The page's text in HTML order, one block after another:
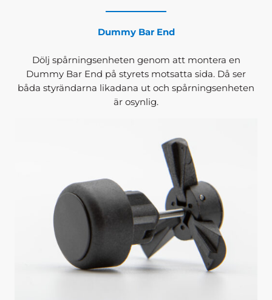
Dummy Bar End
Dölj spårningsenheten genom att montera en
Dummy Bar End på styrets motsatta sida. Då ser
båda styrändarna likadana ut och spårningsenheten
är osynlig.